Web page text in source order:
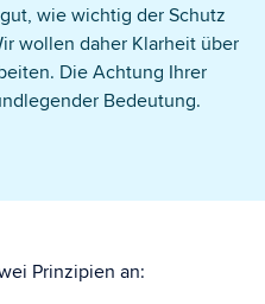
wie wichtig der Schutz
wollen daher Klarheit über
Die Achtung Ihrer
Bedeutung.
Prinzipien an: